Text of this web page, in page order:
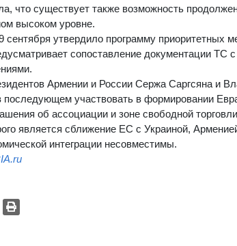
что существует также возможность
высоком уровне.
сентября утвердило программу приоритетных
сопоставление документации
Армении и России Сержа Саргсяна и
участвовать в формировании
об ассоциации и зоне свободной
является сближение ЕС с Украиной,
интеграции несовместимы.